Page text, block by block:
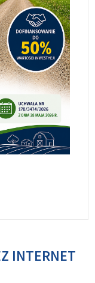
INTERNET